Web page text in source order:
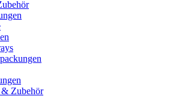
Zubehör